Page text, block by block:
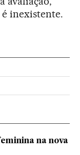
inexistente.
na nova